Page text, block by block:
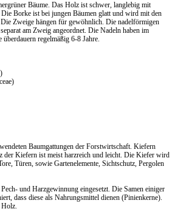
Bäume. Das Holz ist schwer, langlebig mit
Borke ist bei jungen Bäumen glatt und wird mit den
Zweige hängen für gewöhnlich. Die nadelförmigen
am Zweig angeordnet. Die Nadeln haben im
regelmäßig 6-8 Jahre.
Baumgattungen der Forstwirtschaft. Kiefern
der Kiefern ist meist harzreich und leicht. Die Kiefer wird
Türen, sowie Gartenelemente, Sichtschutz, Pergolen
und Harzgewinnung eingesetzt. Die Samen einiger
dass diese als Nahrungsmittel dienen (Pinienkerne).
Holz.